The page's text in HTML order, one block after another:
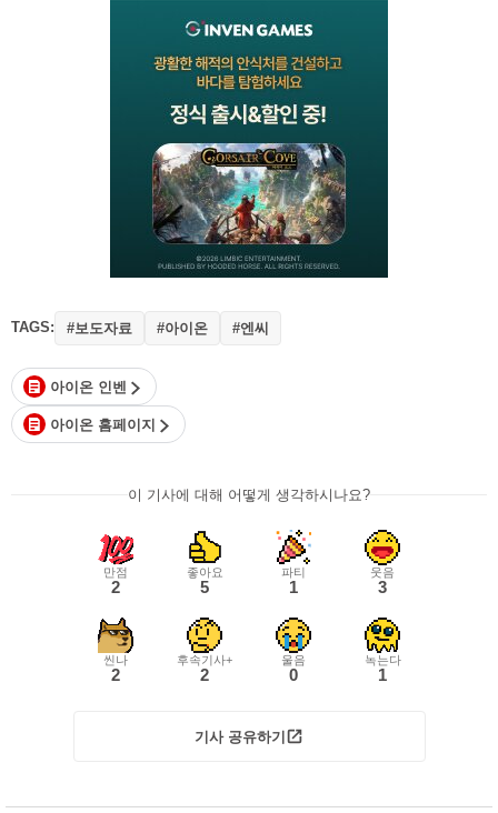
TAGS: #보도자료 #아이온 #엔씨
아이온 인벤
아이온 홈페이지
이 기사에 대해 어떻게 생각하시나요?
만점
2
좋아요
5
파티
1
웃음
3
씬나
2
후속기사+
2
울음
0
녹는다
1
기사 공유하기